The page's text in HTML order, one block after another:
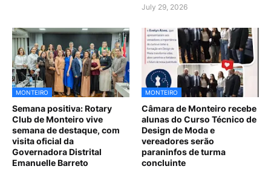
July 29, 2026
MONTEIRO
Semana positiva: Rotary
Club de Monteiro vive
semana de destaque, com
visita oficial da
Governadora Distrital
Emanuelle Barreto
MONTEIRO
Câmara de Monteiro recebe
alunas do Curso Técnico de
Design de Moda e
vereadores serão
paraninfos de turma
concluinte